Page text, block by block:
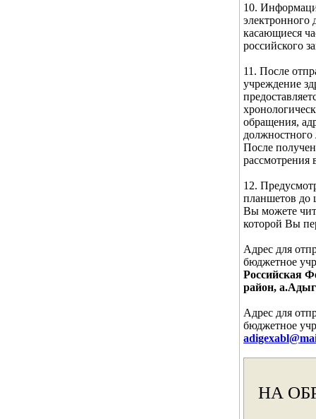
10.
электронного
касающиеся
российского
11. После
учреждение
обращения,
должностного
После
рассмотрения
12.
планшетов до
Вы можете
которой Вы
Адрес для
бюджетное
Российская
район,
Адрес для
бюджетное
НА